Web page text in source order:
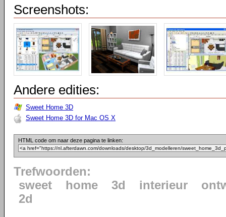
Screenshots:
Andere edities:
Sweet Home 3D
Sweet Home 3D for Mac OS X
HTML code om naar deze pagina te linken:
Trefwoorden:
sweet
home 3d interieur
2d